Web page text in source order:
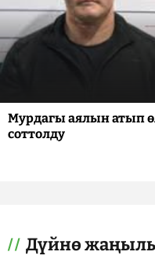
Мурдагы аялын атып
соттолду
Дүйнө